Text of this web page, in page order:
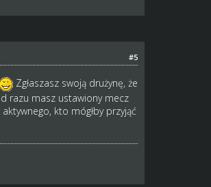
#5
Zgłaszasz swoją drużynę, że
razu masz ustawiony mecz
kto mógłby przyjąć